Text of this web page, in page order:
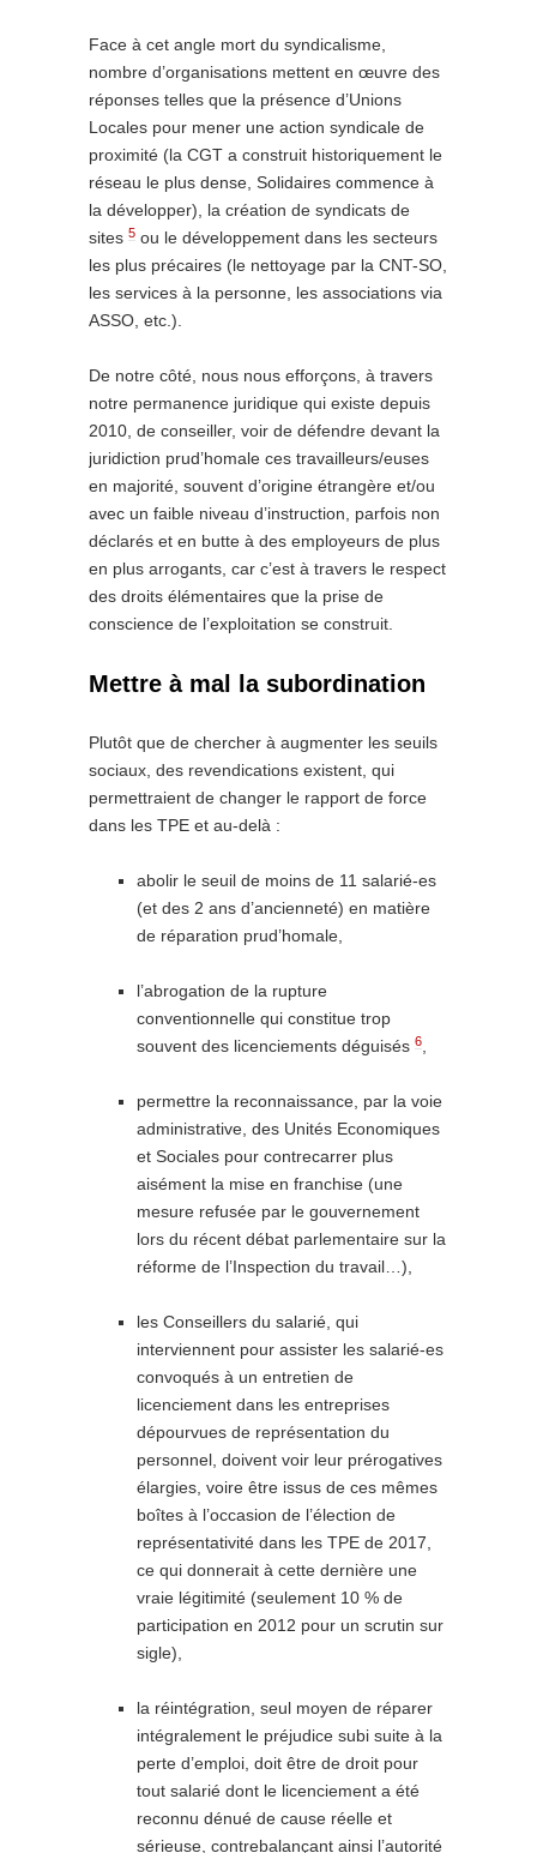
Face à cet angle mort du syndicalisme,
nombre d’organisations mettent en œuvre des
réponses telles que la présence d’Unions
Locales pour mener une action syndicale de
proximité (la CGT a construit historiquement le
réseau le plus dense, Solidaires commence à
la développer), la création de syndicats de
sites 5 ou le développement dans les secteurs
les plus précaires (le nettoyage par la CNT-SO,
les services à la personne, les associations via
ASSO, etc.).
De notre côté, nous nous efforçons, à travers
notre permanence juridique qui existe depuis
2010, de conseiller, voir de défendre devant la
juridiction prud’homale ces travailleurs/euses
en majorité, souvent d’origine étrangère et/ou
avec un faible niveau d’instruction, parfois non
déclarés et en butte à des employeurs de plus
en plus arrogants, car c’est à travers le respect
des droits élémentaires que la prise de
conscience de l’exploitation se construit.
Mettre à mal la subordination
Plutôt que de chercher à augmenter les seuils
sociaux, des revendications existent, qui
permettraient de changer le rapport de force
dans les TPE et au-delà :
abolir le seuil de moins de 11 salarié-es
(et des 2 ans d’ancienneté) en matière
de réparation prud’homale,
l’abrogation de la rupture
conventionnelle qui constitue trop
souvent des licenciements déguisés 6
permettre la reconnaissance, par la voie
administrative, des Unités Economiques
et Sociales pour contrecarrer plus
aisément la mise en franchise (une
mesure refusée par le gouvernement
lors du récent débat parlementaire sur la
réforme de l’Inspection du travail…),
les Conseillers du salarié, qui
interviennent pour assister les salarié-es
convoqués à un entretien de
licenciement dans les entreprises
dépourvues de représentation du
personnel, doivent voir leur prérogatives
élargies, voire être issus de ces mêmes
boîtes à l’occasion de l’élection de
représentativité dans les TPE de 2017,
ce qui donnerait à cette dernière une
vraie légitimité (seulement 10 % de
participation en 2012 pour un scrutin sur
sigle),
la réintégration, seul moyen de réparer
intégralement le préjudice subi suite à la
perte d’emploi, doit être de droit pour
tout salarié dont le licenciement a été
reconnu dénué de cause réelle et
sérieuse, contrebalançant ainsi l’autorité